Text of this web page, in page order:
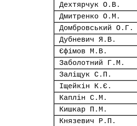
Дехтярчук О.В.
Дмитренко О.М.
Домбровський О.Г.
Дубневич Я.В.
Єфімов М.В.
Заболотний Г.М.
Заліщук С.П.
Іщейкін К.Є.
Каплін С.М.
Кишкар П.М.
Князевич Р.П.